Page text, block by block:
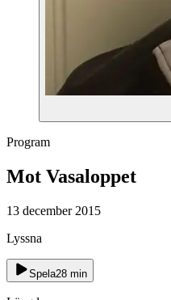
Program
Mot Vasaloppet
13 december 2015
Lyssna
Spela28 min